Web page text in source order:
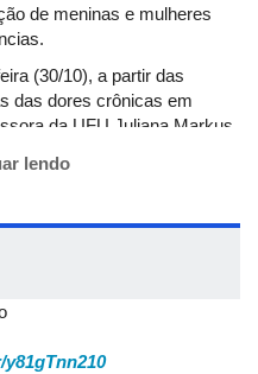
de meninas e mulheres
(30/10), a partir das
das dores crônicas em
da UFU Juliana Markus,
Para saber mais sobre a
(
Medicina pela UFU (2004),
lendo